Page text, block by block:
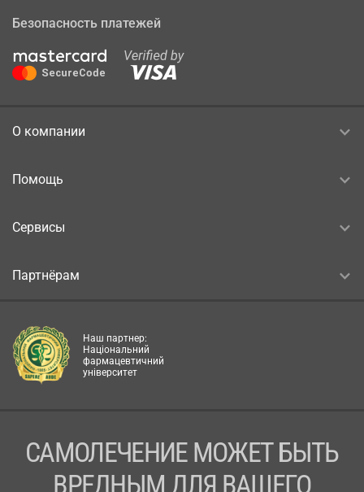
Безопасность платежей
О компании
Помощь
Сервисы
Партнёрам
Наш партнер:
Національний
фармацевтичний
університет
САМОЛЕЧЕНИЕ МОЖЕТ БЫТЬ
ВРЕДНЫМ ДЛЯ ВАШЕГО